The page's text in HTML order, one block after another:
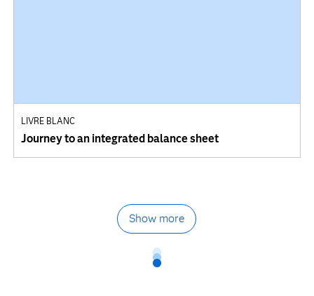
LIVRE BLANC
Journey to an integrated balance sheet
Show more